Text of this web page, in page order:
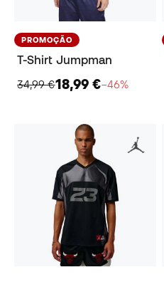
PROMOÇÃO
T-Shirt Jumpman
34,99 €18,99 €−46%